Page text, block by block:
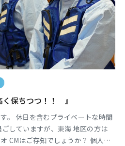
保ちつつ！！ 』
。 休日を含むプライベートな時間
していますが、東海 地区の方は
CMはご存知でしょうか？ 個人的